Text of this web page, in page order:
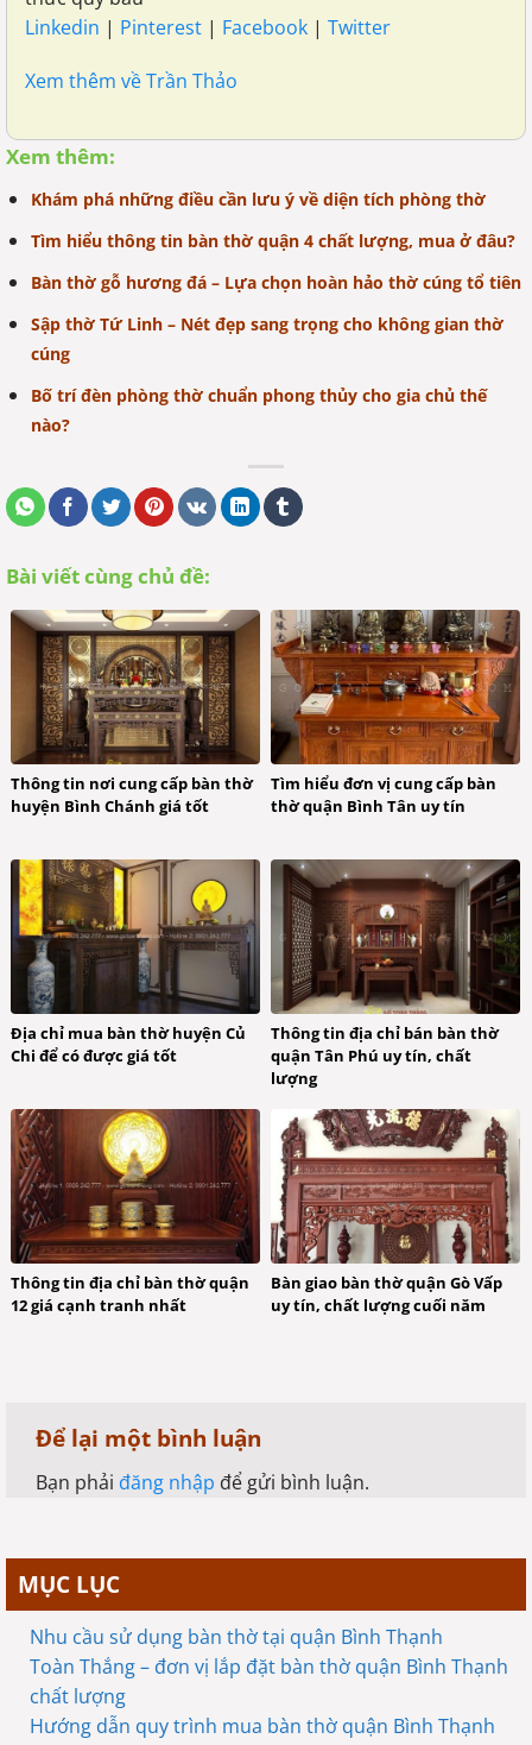
MỤC LỤC
Nhu cầu sử dụng bàn thờ tại quận Bình Thạnh
Toàn Thắng – đơn vị lắp đặt bàn thờ quận Bình Thạnh
chất lượng
Hướng dẫn quy trình mua bàn thờ quận Bình Thạnh
Linkedin | Pinterest | Facebook | Twitter
Xem thêm về Trần Thảo
Xem thêm:
Khám phá những điều cần lưu ý về diện tích phòng thờ
Tìm hiểu thông tin bàn thờ quận 4 chất lượng, mua ở đâu?
Bàn thờ gỗ hương đá – Lựa chọn hoàn hảo thờ cúng tổ tiên
Sập thờ Tứ Linh – Nét đẹp sang trọng cho không gian thờ
cúng
Bố trí đèn phòng thờ chuẩn phong thủy cho gia chủ thế
nào?
Bài viết cùng chủ đề:
Thông tin nơi cung cấp bàn thờ
huyện Bình Chánh giá tốt
Tìm hiểu đơn vị cung cấp bàn
thờ quận Bình Tân uy tín
Địa chỉ mua bàn thờ huyện Củ
Chi để có được giá tốt
Thông tin địa chỉ bán bàn thờ
quận Tân Phú uy tín, chất
lượng
Thông tin địa chỉ bàn thờ quận
12 giá cạnh tranh nhất
Bàn giao bàn thờ quận Gò Vấp
uy tín, chất lượng cuối năm
Để lại một bình luận
Bạn phải đăng nhập để gửi bình luận.